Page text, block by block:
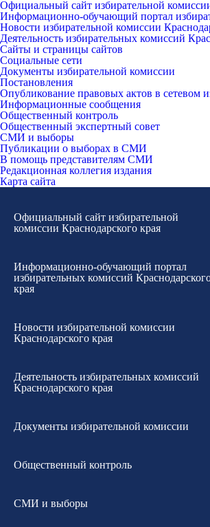
Официальный сайт избирательной
Информационно-обучающий портал
Новости избирательной комиссии
Деятельность избирательных комиссий
Сайты и страницы сайтов
Социальные сети
Документы избирательной комиссии
Постановления
Опубликование правовых актов в
Информационные сообщения
Общественный контроль
Общественный экспертный совет
СМИ и выборы
Публикации о выборах в СМИ
В помощь представителям СМИ
Редакционная коллегия издания
Карта сайта
Официальный сайт избирательной
комиссии Краснодарского края
Информационно-обучающий портал
избирательных комиссий
края
Новости избирательной комиссии
Краснодарского края
Деятельность избирательных комиссий
Краснодарского края
Документы избирательной комиссии
Общественный контроль
СМИ и выборы